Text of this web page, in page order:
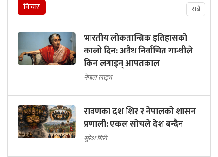
विचार सबै
भारतीय लोकतान्त्रिक इतिहासको
कालो दिन: अवैध निर्वाचित गान्धीले
किन लगाइन् आपतकाल
नेपाल लाइभ
रावणका दश शिर र नेपालको शासन
प्रणाली: एकल सोचले देश बन्दैन
सुरेश गिरी